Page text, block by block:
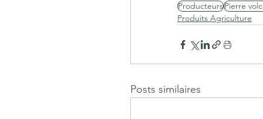
ProducteursPierre
Produits Agriculture
Posts similaires